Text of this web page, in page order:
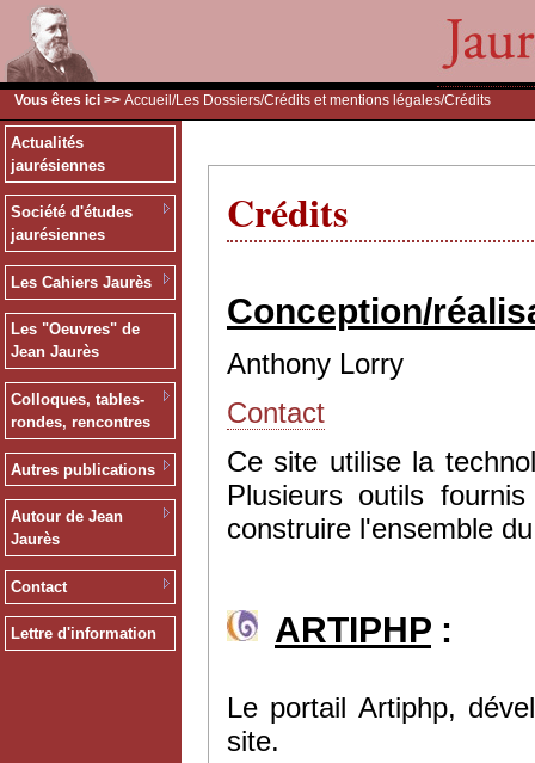
Vous êtes ici >> Accueil /Les Dossiers/Crédits et mentions légales/Crédits
Actualités
jaurésiennes
Société d'études
jaurésiennes
Les Cahiers Jaurès
Les "Oeuvres" de
Jean Jaurès
Colloques, tables-
rondes, rencontres
Autres publications
Autour de Jean
Jaurès
Contact
Lettre d'information
Crédits
Conception/
Anthony Lorry
Contact
Ce site utilise la
Plusieurs outils
construire l'ensemble
ARTIPHP :
Le portail Artiphp,
site.